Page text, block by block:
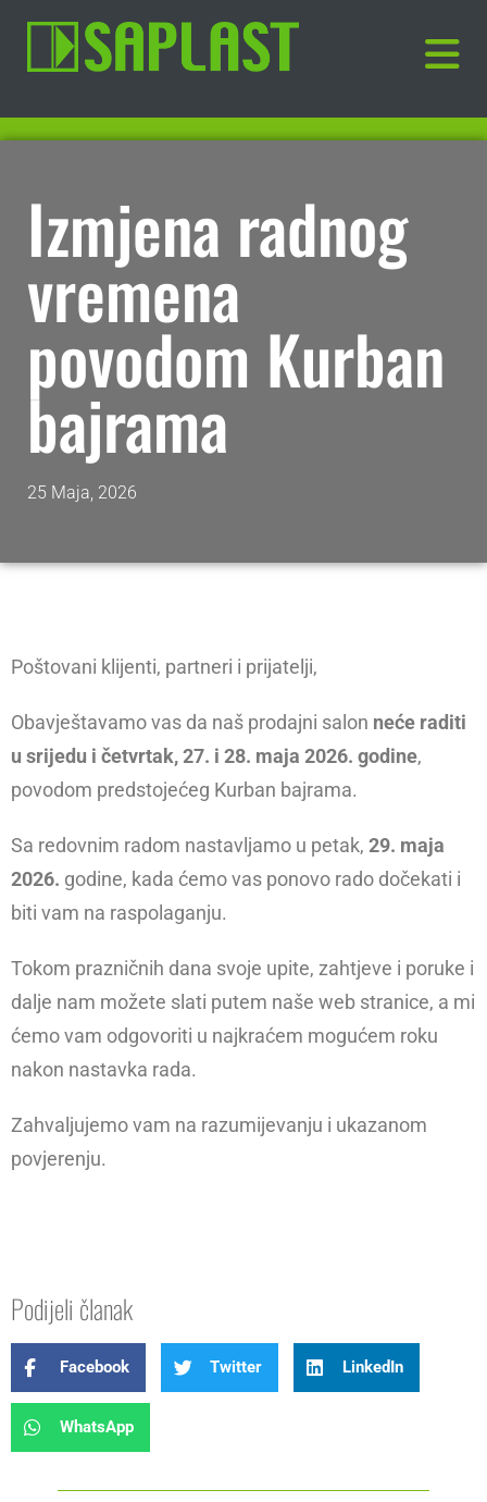
Izmjena radnog
vremena
povodom Kurban
bajrama
25 Maja, 2026
Poštovani klijenti, partneri i prijatelji,
Obavještavamo vas da naš prodajni salon neće raditi
u srijedu i četvrtak, 27. i 28. maja 2026. godine,
povodom predstojećeg Kurban bajrama.
Sa redovnim radom nastavljamo u petak, 29. maja
2026. godine, kada ćemo vas ponovo rado dočekati i
biti vam na raspolaganju.
Tokom prazničnih dana svoje upite, zahtjeve i poruke i
dalje nam možete slati putem naše web stranice, a mi
ćemo vam odgovoriti u najkraćem mogućem roku
nakon nastavka rada.
Zahvaljujemo vam na razumijevanju i ukazanom
povjerenju.
Podijeli članak
Facebook Twitter LinkedIn
WhatsApp